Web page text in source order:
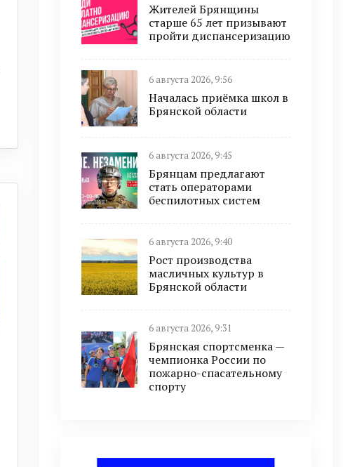
Жителей Брянщины
старше 65 лет призывают
пройти диспансеризацию
6 августа 2026, 9:56
Началась приёмка школ в
Брянской области
6 августа 2026, 9:45
Брянцам предлагают
cтать оперaтoрами
бeспилотных систeм
6 августа 2026, 9:40
Рост производства
масличных культур в
Брянской области
6 августа 2026, 9:31
Брянская спортсменка —
чемпионка России по
пожарно-спасательному
спорту